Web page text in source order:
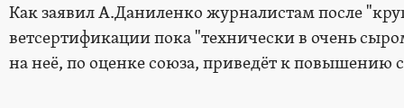
Как заявил А.Даниленко журналистам после
ветсертификации пока "технически в очень
на неё, по оценке союза, приведёт к повышению